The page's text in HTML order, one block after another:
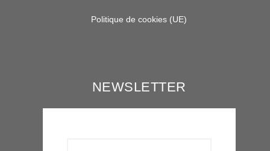
Politique de cookies (UE)
NEWSLETTER